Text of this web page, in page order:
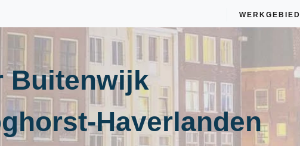
WERKGEBIED
Buitenwijk
Haverlanden